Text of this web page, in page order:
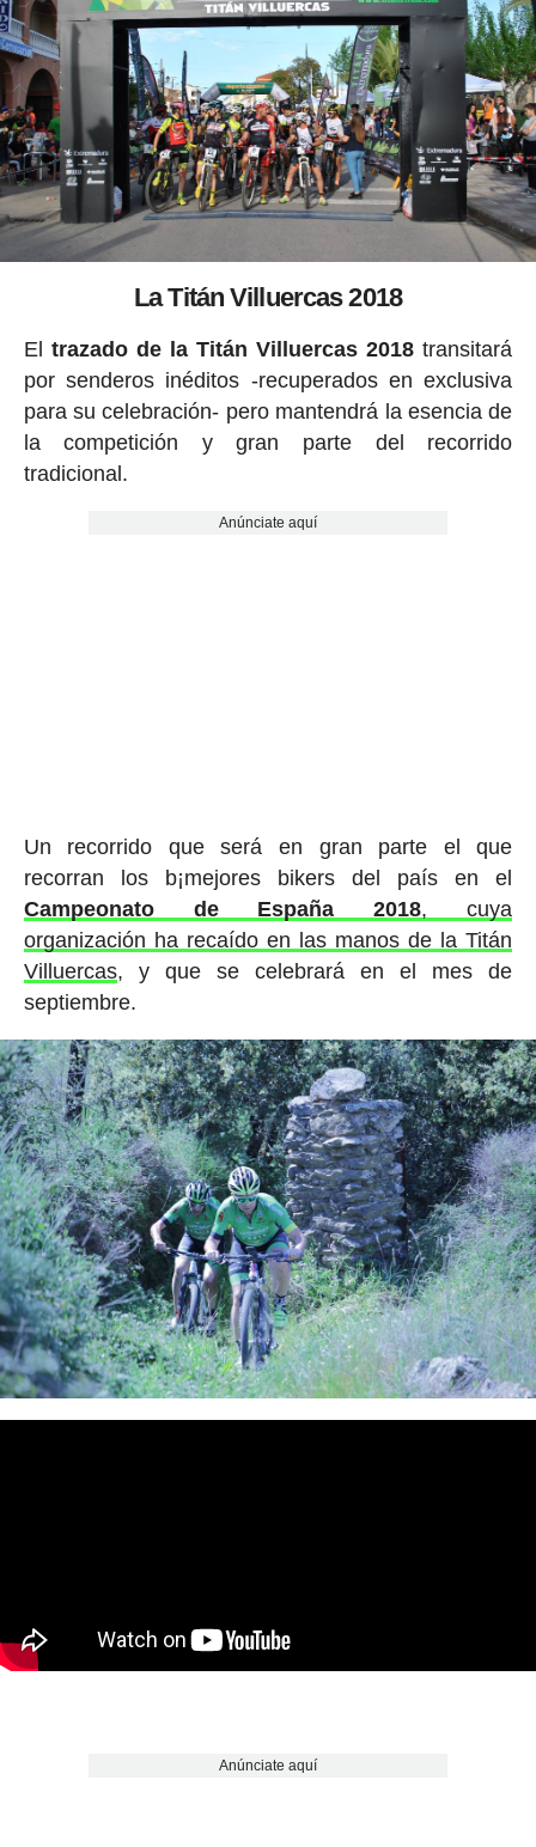
La Titán Villuercas 2018
El trazado de la Titán Villuercas 2018 transitará
por senderos inéditos -recuperados en exclusiva
para su celebración- pero mantendrá la esencia de
la competición y gran parte del recorrido
tradicional.
Anúnciate aquí
Un recorrido que será en gran parte el que
recorran los b¡mejores bikers del país en el
Campeonato de España 2018, cuya
organización ha recaído en las manos de la Titán
Villuercas, y que se celebrará en el mes de
septiembre.
Anúnciate aquí